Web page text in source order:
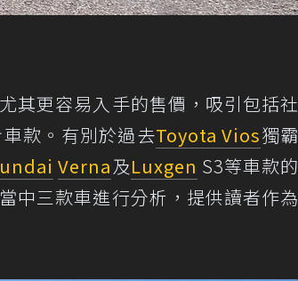
其更容易入手的售價，吸引包括社
款。有別於過去Toyota Vios獨霸
Verna及Luxgen S3等車款的
中三款車進行分析，提供讀者作為